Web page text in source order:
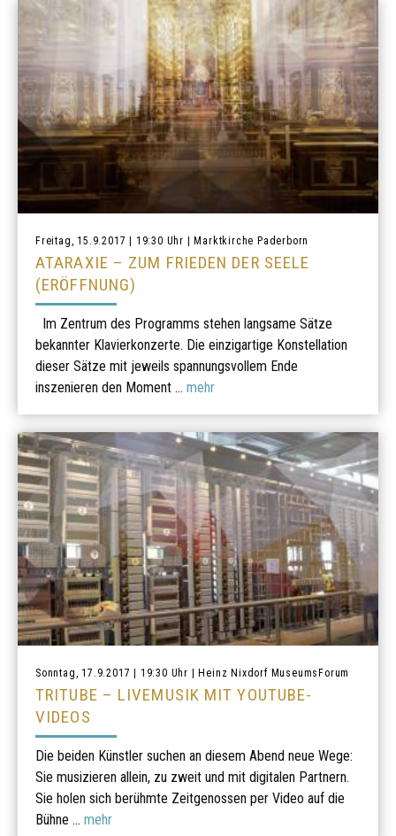
Freitag, 15.9.2017 | 19:30 Uhr | Marktkirche Paderborn
ATARAXIE – ZUM FRIEDEN DER SEELE
(ERÖFFNUNG)
Im Zentrum des Programms stehen langsame Sätze
bekannter Klavierkonzerte. Die einzigartige Konstellation
dieser Sätze mit jeweils spannungsvollem Ende
inszenieren den Moment ... mehr
Sonntag, 17.9.2017 | 19:30 Uhr | Heinz Nixdorf MuseumsForum
TRITUBE – LIVEMUSIK MIT YOUTUBE-
VIDEOS
Die beiden Künstler suchen an diesem Abend neue Wege:
Sie musizieren allein, zu zweit und mit digitalen Partnern.
Sie holen sich berühmte Zeitgenossen per Video auf die
Bühne ... mehr